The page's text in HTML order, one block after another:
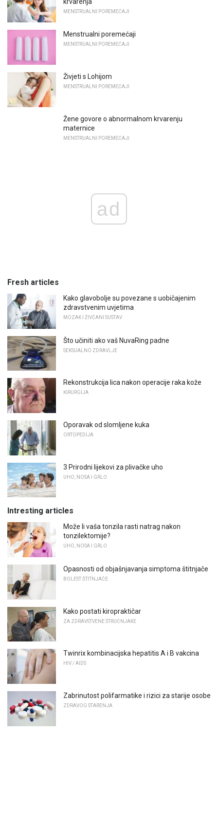
MENSTRUALNI POREMEĆAJI
Menstrualni poremećaji
MENSTRUALNI POREMEĆAJI
Živjeti s Lohijom
MENSTRUALNI POREMEĆAJI
Žene govore o abnormalnom krvarenju
maternice
MENSTRUALNI POREMEĆAJI
ad
Fresh articles
Kako glavobolje su povezane s uobičajenim
zdravstvenim uvjetima
MOZAK I ŽIVČANI SUSTAV
Što učiniti ako vaš NuvaRing padne
SEKSUALNO ZDRAVLJE
Rekonstrukcija lica nakon operacije raka kože
KIRURGIJA
Oporavak od slomljene kuka
ORTOPEDIJA
3 Prirodni lijekovi za plivačke uho
UHO, NOSA I GRLO
Intresting articles
Može li vaša tonzila rasti natrag nakon
tonzilektomije?
UHO, NOSA I GRLO
Opasnosti od objašnjavanja simptoma štitnjače
BOLEST ŠTITNJAČE
Kako postati kiropraktičar
ZA ZDRAVSTVENE STRUČNJAKE
Twinrix kombinacijska hepatitis A i B vakcina
HIV / AIDS
Zabrinutost polifarmatike i rizici za starije osobe
ZDRAVOG STARENJA